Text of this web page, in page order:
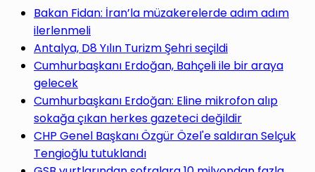
yap
...
Bakan Fidan: İran’la müzakerelerde adım adım
ilerlenmeli
Antalya, D8 Yılın Turizm Şehri seçildi
Cumhurbaşkanı Erdoğan, Bahçeli ile bir araya
gelecek
Cumhurbaşkanı Erdoğan: Eline mikrofon alıp
sokağa çıkan herkes gazeteci değildir
CHP Genel Başkanı Özgür Özel'e saldıran Selçuk
Tengioğlu tutuklandı